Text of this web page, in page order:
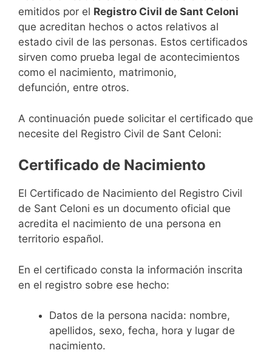
emitidos por el Registro Civil de Sant Celoni
que acreditan hechos o actos relativos al
estado civil de las personas. Estos certificados
sirven como prueba legal de acontecimientos
como el nacimiento, matrimonio,
defunción, entre otros.
A continuación puede solicitar el certificado que
necesite del Registro Civil de Sant Celoni:
Certificado de Nacimiento
El Certificado de Nacimiento del Registro Civil
de Sant Celoni es un documento oficial que
acredita el nacimiento de una persona en
territorio español.
En el certificado consta la información inscrita
en el registro sobre ese hecho:
Datos de la persona nacida: nombre,
apellidos, sexo, fecha, hora y lugar de
nacimiento.